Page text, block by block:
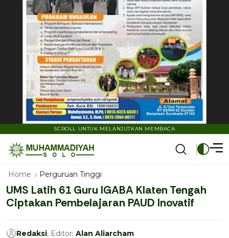
SCROLL UNTUK MELANJUTKAN MEMBACA
Home Perguruan Tinggi
UMS Latih 61 Guru IGABA Klaten Tengah
Ciptakan Pembelajaran PAUD Inovatif
Redaksi, Editor: Alan Aliarcham